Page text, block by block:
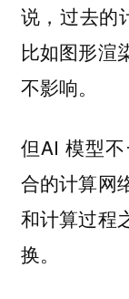
说，过去的
比如图形渲
不影响。
但AI 模型
合的计算网
和计算过程
换。